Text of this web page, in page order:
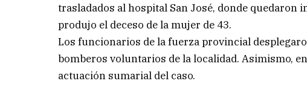
trasladados al hospital San José, donde quedaron
produjo el deceso de la mujer de 43.
Los funcionarios de la fuerza provincial
bomberos voluntarios de la localidad. Asimismo,
actuación sumarial del caso.